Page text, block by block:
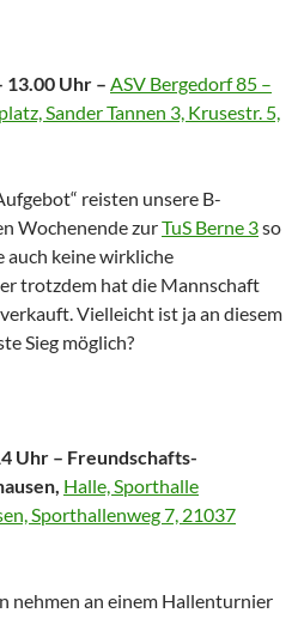
13.00 Uhr – ASV Bergedorf 85 –
Sander Tannen 3, Krusestr. 5,
reisten unsere B-
Wochenende zurTuS Berne 3so
auch keine wirkliche
trotzdem hat die Mannschaft
Vielleicht ist ja an diesem
Sieg möglich?
Uhr – Freundschafts-
Halle, Sporthalle
Sporthallenweg 7, 21037
nehmen an einem Hallenturnier